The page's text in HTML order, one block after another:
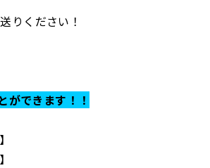
りください！
ができます！！